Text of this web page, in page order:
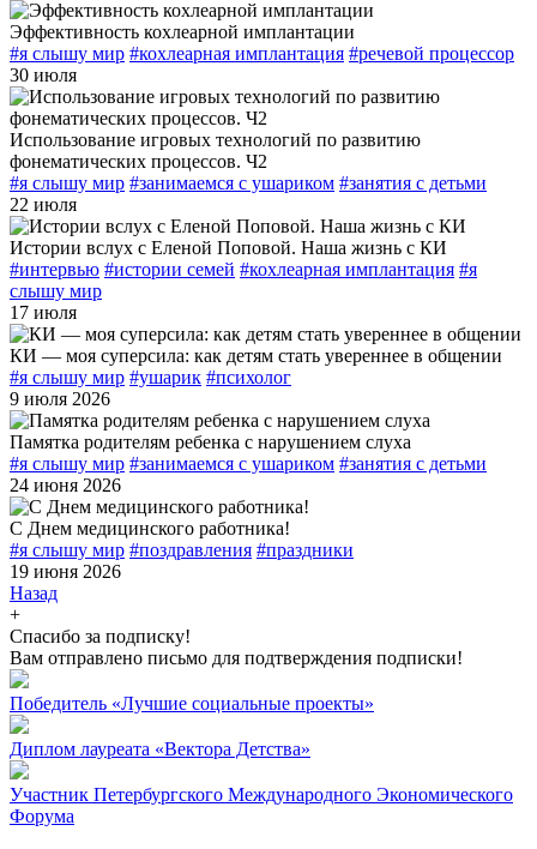
Эффективность кохлеарной имплантации
#я слышу мир #кохлеарная имплантация #речевой процессор
30 июля
Использование игровых технологий по развитию
фонематических процессов. Ч2
#я слышу мир #занимаемся с ушариком #занятия с детьми
22 июля
Истории вслух с Еленой Поповой. Наша жизнь с КИ
#интервью #истории семей #кохлеарная имплантация #я
слышу мир
17 июля
КИ — моя суперсила: как детям стать увереннее в общении
#я слышу мир #ушарик #психолог
9 июля 2026
Памятка родителям ребенка с нарушением слуха
#я слышу мир #занимаемся с ушариком #занятия с детьми
24 июня 2026
С Днем медицинского работника!
#я слышу мир #поздравления #праздники
19 июня 2026
Назад
+
Спасибо за подписку!
Вам отправлено письмо для подтверждения подписки!
Победитель «Лучшие социальные проекты»
Диплом лауреата «Вектора Детства»
Участник Петербургского Международного Экономического
Форума